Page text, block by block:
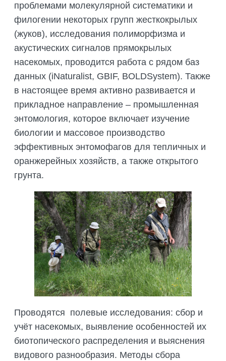
ОБОСНОВАНИЙ
ОРГАНИЗАЦИЯ ТРЕНИНГОВ И
СЕМИНАРОВ, ПОЛЕВЫХ ЭКСКУРСИЙ
ОРГАНИЗАЦИЯ ПОЛЕВЫХ ПРАКТИК,
СТАЖИРОВОК
СОВМЕСТНО С НАУЧНЫМ
ОБЩЕСТВОМ ТЕТИС
СЕЛЕВИНИЯ
SAIGA NEWS
проблемами молекулярной систематики и
филогении некоторых групп жесткокрылых
(жуков), исследования полиморфизма и
акустических сигналов прямокрылых
насекомых, проводится работа с рядом баз
данных (iNaturalist, GBIF, BOLDSystem). Также
в настоящее время активно развивается и
прикладное направление – промышленная
энтомология, которое включает изучение
биологии и массовое производство
эффективных энтомофагов для тепличных и
оранжерейных хозяйств, а также открытого
грунта.
Проводятся полевые исследования: сбор и
учёт насекомых, выявление особенностей их
биотопического распределения и выяснения
видового разнообразия. Методы сбора